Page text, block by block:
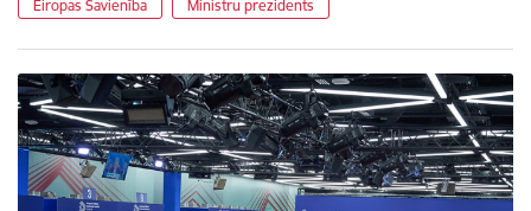
Eiropas Savienība Ministru prezidents